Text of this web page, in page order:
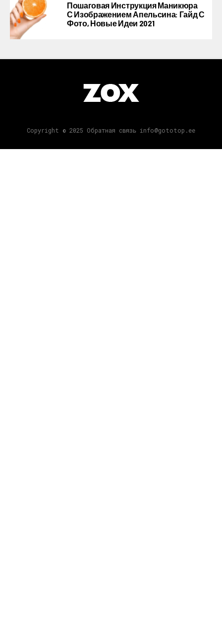
Пошаговая Инструкция Маникюра
С Изображением Апельсина: Гайд С
Фото, Новые Идеи 2021
Copyright © 2025 Обратная связь info@gototop.ee